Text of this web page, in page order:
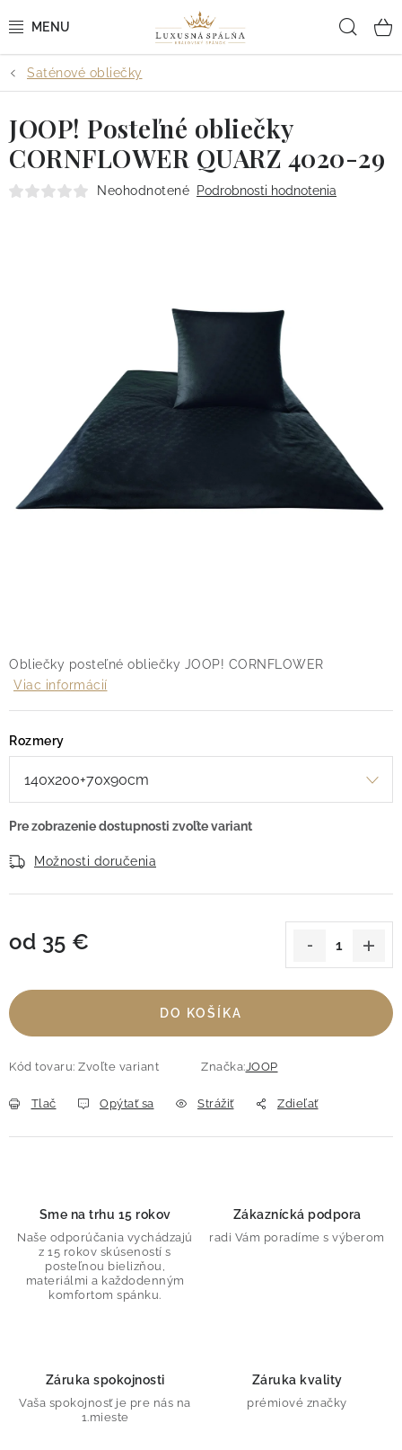
na
POSTEĽNÉ OBLIEČKY
POSTEĽNÉ PLACHTY
PREHOZY A PAPLÓNY
Blog Doprava
Obchodné podmienky
Podmienky ochrany osobných údajov
Reklamačný poriadok
Saténové obliečky
Obliečky posteľné obliečky JOOP! CORNFLOWER
Viac informácií
Rozmery
Možnosti doručenia
od 35 €
DO KOŠÍKA
Kód tovaru: Zvoľte variant Značka:JOOP
Tlač Opýtať sa Strážiť Zdieľať
JOOP! Posteľné obliečky
CORNFLOWER QUARZ 4020-29
Neohodnotené Podrobnosti hodnotenia
Sme na trhu 15 rokov
Naše odporúčania vychádzajú
z 15 rokov skúseností s
posteľnou bielizňou,
materiálmi a každodenným
komfortom spánku.
Zákaznícká podpora
radi Vám poradíme s výberom
Záruka spokojnosti
Vaša spokojnosť je pre nás na
1.mieste
Záruka kvality
prémiové značky